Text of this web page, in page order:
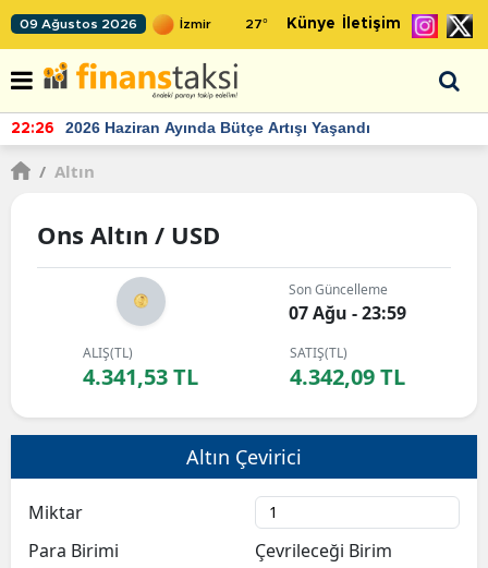
09 Ağustos 2026 27° Künye İletişim
22:26 2026 Haziran Ayında Bütçe Artışı Yaşandı
/ Altın
Ons Altın / USD
Son Güncelleme
07 Ağu - 23:59
ALIŞ(TL)
4.341,53 TL
SATIŞ(TL)
4.342,09 TL
Altın Çevirici
Miktar
Para Birimi
Çevrileceği Birim